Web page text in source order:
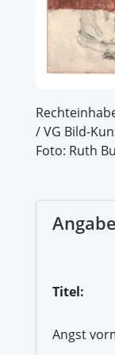
/ VG Bild-
Foto: Ruth
Titel:
Angst